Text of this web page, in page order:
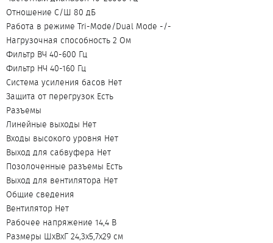
Отношение С/Ш 80 дБ
Работа в режиме Tri-Mode/Dual Mode -/-
Нагрузочная способность 2 Ом
Фильтр ВЧ 40-600 Гц
Фильтр НЧ 40-160 Гц
Система усиления басов Нет
Защита от перегрузок Есть
Разъемы
Линейные выходы Нет
Входы высокого уровня Нет
Выход для сабвуфера Нет
Позолоченные разъемы Есть
Выход для вентилятора Нет
Общие сведения
Вентилятор Нет
Рабочее напряжение 14,4 В
Размеры ШxВxГ 24,3x5,7x29 см